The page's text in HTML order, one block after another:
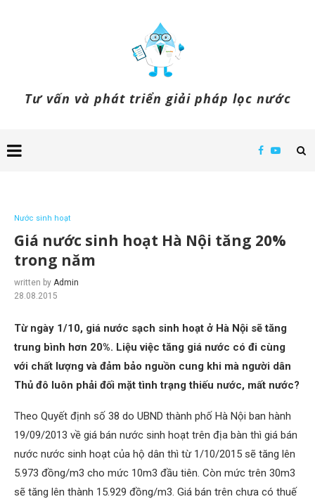
Tư vấn và phát triển giải pháp lọc nước
Nước sinh hoạt
Giá nước sinh hoạt Hà Nội tăng 20%
trong năm
written by Admin
28.08.2015
Từ ngày 1/10, giá nước sạch sinh hoạt ở Hà Nội sẽ tăng
trung bình hơn 20%. Liệu việc tăng giá nước có đi cùng
với chất lượng và đảm bảo nguồn cung khi mà người dân
Thủ đô luôn phải đối mặt tình trạng thiếu nước, mất nước?
Theo Quyết định số 38 do UBND thành phố Hà Nội ban hành
19/09/2013 về giá bán nước sinh hoạt trên địa bàn thì giá bán
nước nước sinh hoạt của hộ dân thì từ 1/10/2015 sẽ tăng lên
5.973 đồng/m3 cho mức 10m3 đầu tiên. Còn mức trên 30m3
sẽ tăng lên thành 15.929 đồng/m3. Giá bán trên chưa có thuế